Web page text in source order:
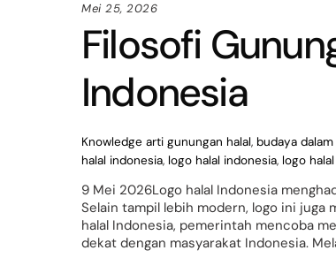
Mei 25, 2026
Filosofi
Indonesia
Knowledge arti gunungan halal, budaya
halal indonesia, logo halal indonesia, logo
9 Mei 2026Logo halal Indonesia
Selain tampil lebih modern, logo ini juga
halal Indonesia, pemerintah mencoba
dekat dengan masyarakat Indonesia.